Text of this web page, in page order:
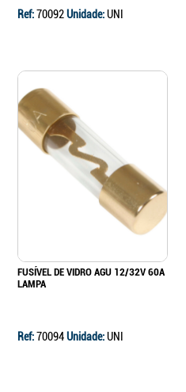
Ref:70092Unidade:UNI
FUSÍVEL DE VIDRO AGU 12/32V 60A
LAMPA
Ref:70094Unidade:UNI